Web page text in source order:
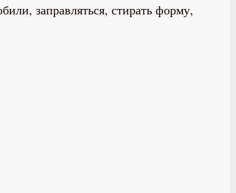
заправляться, стирать форму,